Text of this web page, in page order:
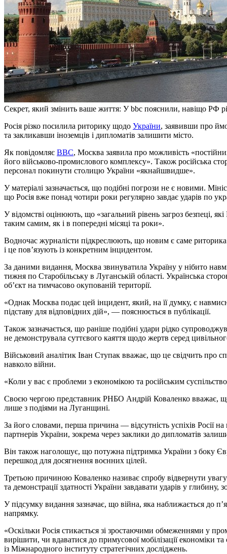
Секрет, який змінить ваше життя: У bbc пояснили, навіщо РФ
Росія різко посилила риторику щодо України, заявивши про
та закликавши іноземців і дипломатів залишити місто.
Як повідомляє BBC, Москва заявила про можливість
його військово-промислового комплексу». Також російська
персонал покинути столицю України «якнайшвидше».
У матеріалі зазначається, що подібні погрози не є новими.
що Росія вже понад чотири роки регулярно завдає ударів по
У відомстві оцінюють, що «загальний рівень загроз безпеці,
таким самим, як і в попередні місяці та роки».
Водночас журналісти підкреслюють, що новим є саме
і це пов’язують із конкретним інцидентом.
За даними видання, Москва звинуватила Україну у нібито
тижня по Старобільську в Луганській області. Українська
об’єкт на тимчасово окупованій території.
«Однак Москва подає цей інцидент, який, на її думку, є
підставу для відповідних дій», — пояснюється в публікації.
Також зазначається, що раніше подібні удари рідко
не демонструвала суттєвого каяття щодо жертв серед
Військовий аналітик Іван Ступак вважає, що це свідчить
навколо війни.
«Коли у вас є проблеми з економікою та російським
Своєю чергою представник РНБО Андрій Коваленко вважає,
лише з подіями на Луганщині.
За його словами, перша причина — відсутність успіхів Росії
партнерів України, зокрема через заклики до дипломатів
Він також наголошує, що потужна підтримка України з боку
перешкод для досягнення воєнних цілей.
Третьою причиною Коваленко називає спробу відвернути увагу
та демонстрації здатності України завдавати ударів у глибину,
У підсумку видання зазначає, що війна, яка наближається до
напрямку.
«Оскільки Росія стикається зі зростаючими обмеженнями у
вирішити, чи вдаватися до примусової мобілізації економіки
із Міжнародного інституту стратегічних досліджень.